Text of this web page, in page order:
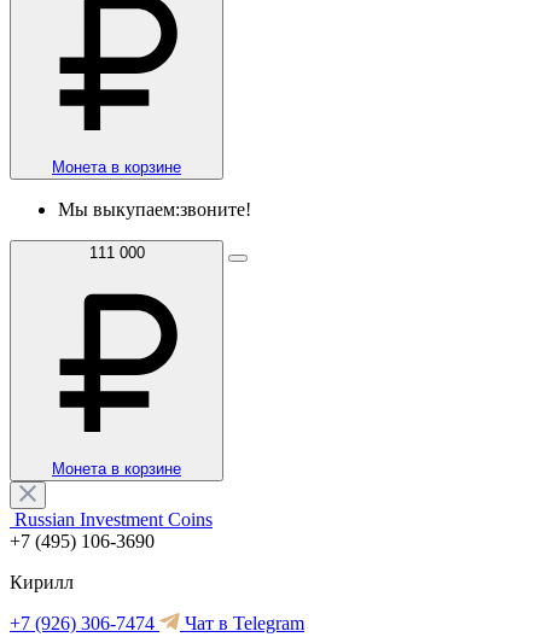
Монета в корзине
Мы выкупаем:звоните!
111 000
Монета в корзине
Russian Investment Coins
+7 (495) 106-3690
Кирилл
+7 (926) 306-7474
Чат в Telegram